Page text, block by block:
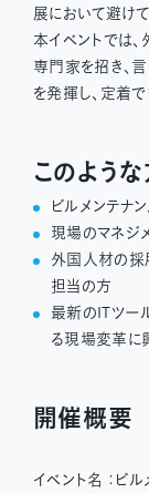
展において避け
本イベントでは
専門家を招き、
を発揮し、定着
このよう
ビルメンテナ
現場のマネジ
外国人材の採
担当の方
最新のITツー
る現場変革に
開催概要
イベント名 ：ビ